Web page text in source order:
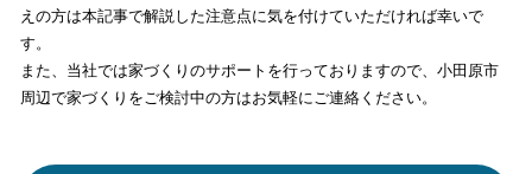
えの方は本記事で解説した注意点に気を付けていただければ幸いで
す。
また、当社では家づくりのサポートを行っておりますので、小田原市
周辺で家づくりをご検討中の方はお気軽にご連絡ください。